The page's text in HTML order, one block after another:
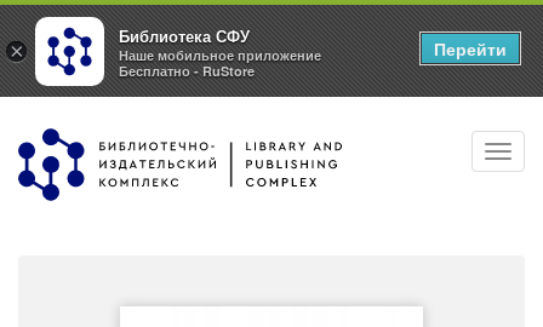
Перейти
основному
×
Библиотека СФУ
Наше мобильное приложение
Бесплатно - RuStore
Перейти